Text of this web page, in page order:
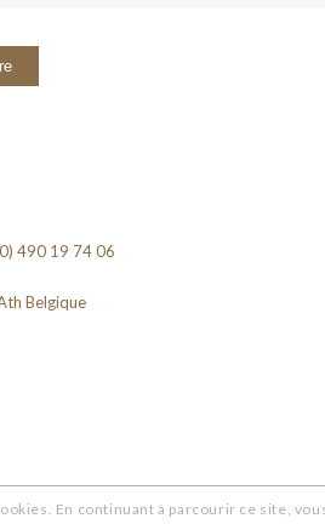
490 19 74 06
Belgique
En continuant à parcourir ce site,